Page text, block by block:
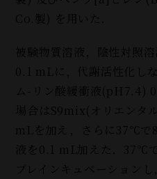
Co.製) を用いた．
被験物質溶液，陰性対照
0.1 mLに，代謝活性化し
ム-リン酸緩衝液(pH7.4)
場合はS9mix(オリエンタ
mLを加え，さらに37℃で
液を0.1 mL加えた．37℃
プレインキュベーションし